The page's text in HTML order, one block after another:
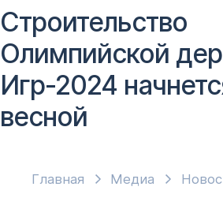
Главная Медиа
Строительство
Олимпийской
Игр-2024
весной